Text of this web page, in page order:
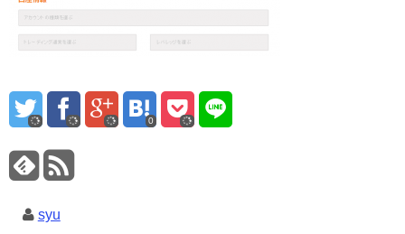
0
syu